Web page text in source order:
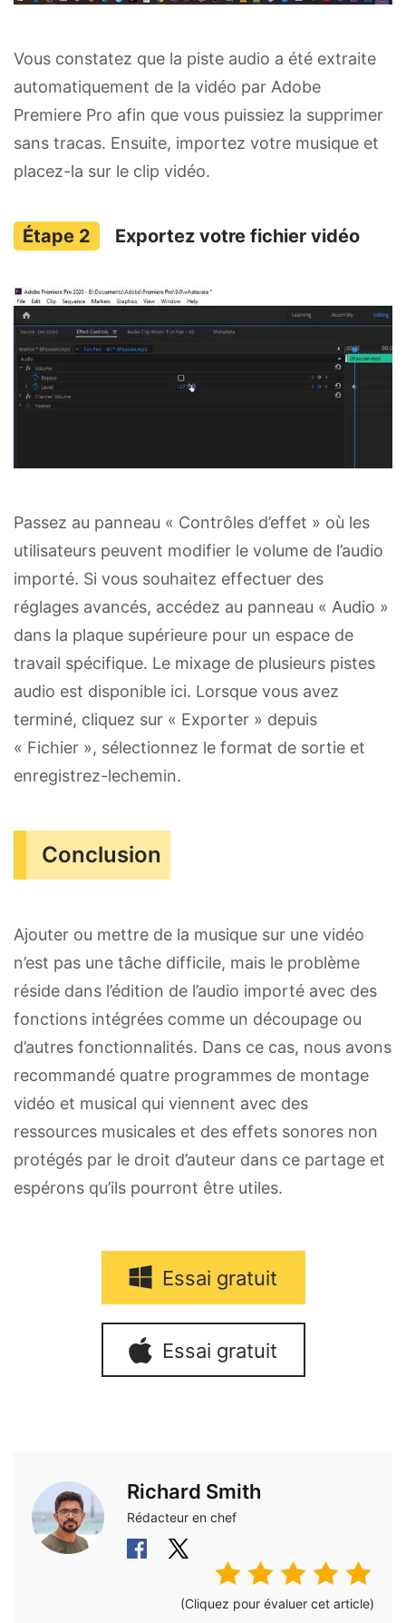
Vous constatez que la piste audio a été extraite
automatiquement de la vidéo par Adobe
Premiere Pro afin que vous puissiez la supprimer
sans tracas. Ensuite, importez votre musique et
placez-la sur le clip vidéo.
Exportez votre fichier vidéo
Passez au panneau « Contrôles d’effet » où les
utilisateurs peuvent modifier le volume de l’audio
importé. Si vous souhaitez effectuer des
réglages avancés, accédez au panneau « Audio »
dans la plaque supérieure pour un espace de
travail spécifique. Le mixage de plusieurs pistes
audio est disponible ici. Lorsque vous avez
terminé, cliquez sur « Exporter » depuis
« Fichier », sélectionnez le format de sortie et
enregistrez-lechemin.
Conclusion
Ajouter ou mettre de la musique sur une vidéo
n’est pas une tâche difficile, mais le problème
réside dans l’édition de l’audio importé avec des
fonctions intégrées comme un découpage ou
d’autres fonctionnalités. Dans ce cas, nous avons
recommandé quatre programmes de montage
vidéo et musical qui viennent avec des
ressources musicales et des effets sonores non
protégés par le droit d’auteur dans ce partage et
espérons qu’ils pourront être utiles.
Essai gratuit
Essai gratuit
Richard Smith
Rédacteur en chef
(Cliquez pour évaluer cet article)